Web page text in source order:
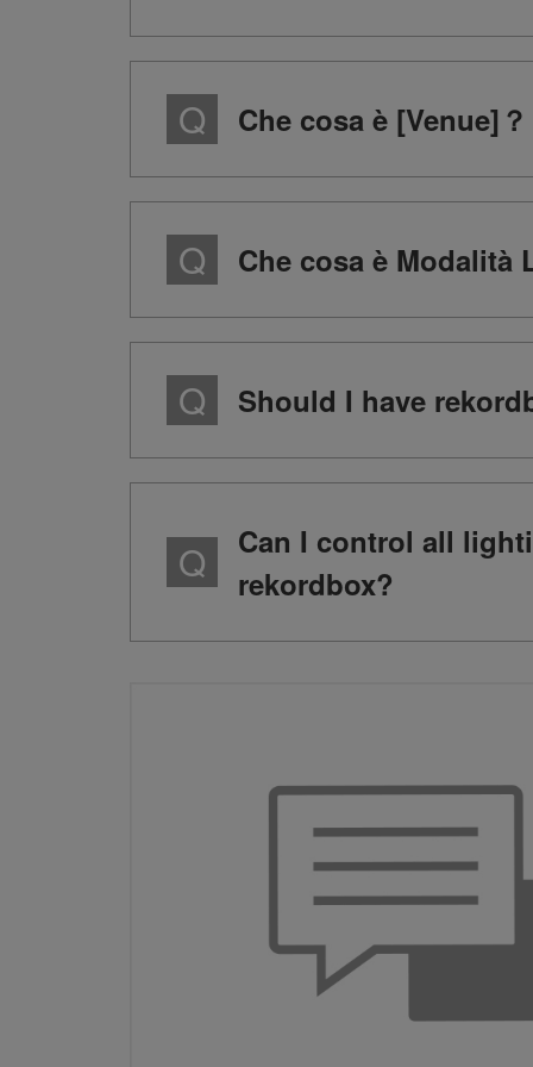
Che cosa è [Venue]？
Che cosa è Modalità
Should I have
Can I control all
rekordbox?